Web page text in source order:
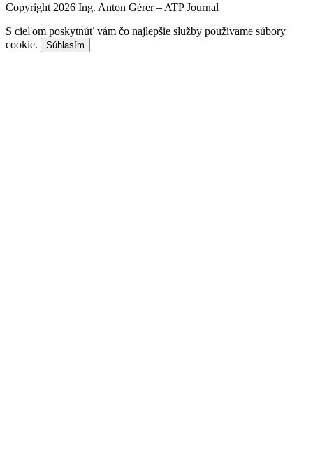
Copyright 2026 Ing. Anton Gérer – ATP Journal
S cieľom poskytnúť vám čo najlepšie služby používame súbory
cookie.
Súhlasím